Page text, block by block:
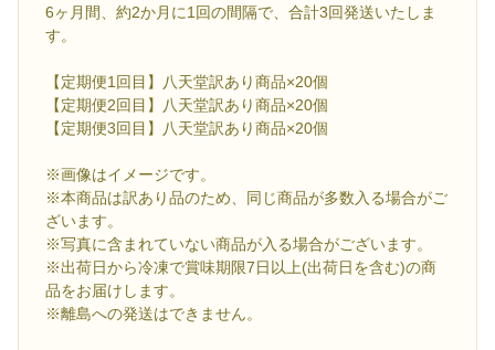
6ヶ月間、約2か月に1回の間隔で、合計3回発送いたしま
す。
【定期便1回目】八天堂訳あり商品×20個
【定期便2回目】八天堂訳あり商品×20個
【定期便3回目】八天堂訳あり商品×20個
※画像はイメージです。
※本商品は訳あり品のため、同じ商品が多数入る場合がご
ざいます。
※写真に含まれていない商品が入る場合がございます。
※出荷日から冷凍で賞味期限7日以上(出荷日を含む)の商
品をお届けします。
※離島への発送はできません。